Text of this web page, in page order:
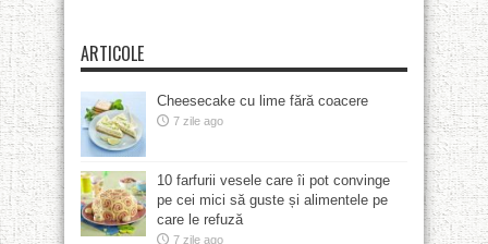
ARTICOLE
Cheesecake cu lime fără coacere
7 zile ago
10 farfurii vesele care îi pot convinge
pe cei mici să guste și alimentele pe
care le refuză
7 zile ago